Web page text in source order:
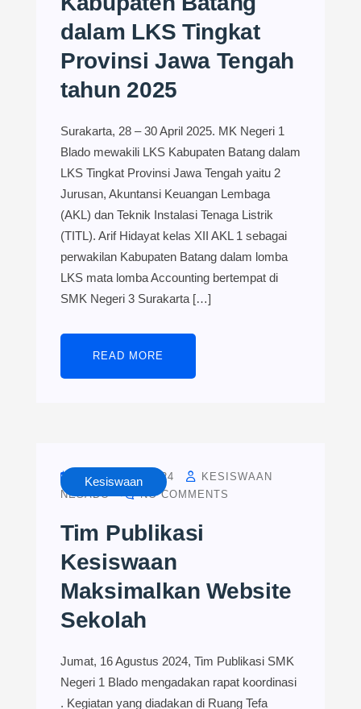
dalam LKS Tingkat
Provinsi Jawa Tengah
tahun 2025
Surakarta, 28 – 30 April 2025. MK Negeri 1
Blado mewakili LKS Kabupaten Batang dalam
LKS Tingkat Provinsi Jawa Tengah yaitu 2
Jurusan, Akuntansi Keuangan Lembaga
(AKL) dan Teknik Instalasi Tenaga Listrik
(TITL). Arif Hidayat kelas XII AKL 1 sebagai
perwakilan Kabupaten Batang dalam lomba
LKS mata lomba Accounting bertempat di
SMK Negeri 3 Surakarta […]
READ MORE
Kesiswaan
AUGUST 16, 2024
KESISWAAN
NESADO
NO COMMENTS
Tim Publikasi
Kesiswaan
Maksimalkan Website
Sekolah
Jumat, 16 Agustus 2024, Tim Publikasi SMK
Negeri 1 Blado mengadakan rapat koordinasi
. Kegiatan yang diadakan di Ruang Tefa